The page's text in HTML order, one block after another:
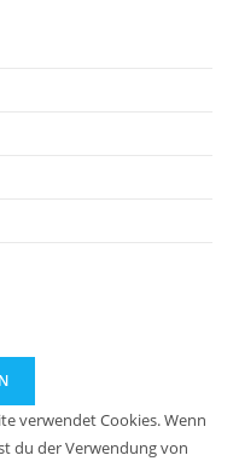
verwendet Cookies. Wenn
du der Verwendung von